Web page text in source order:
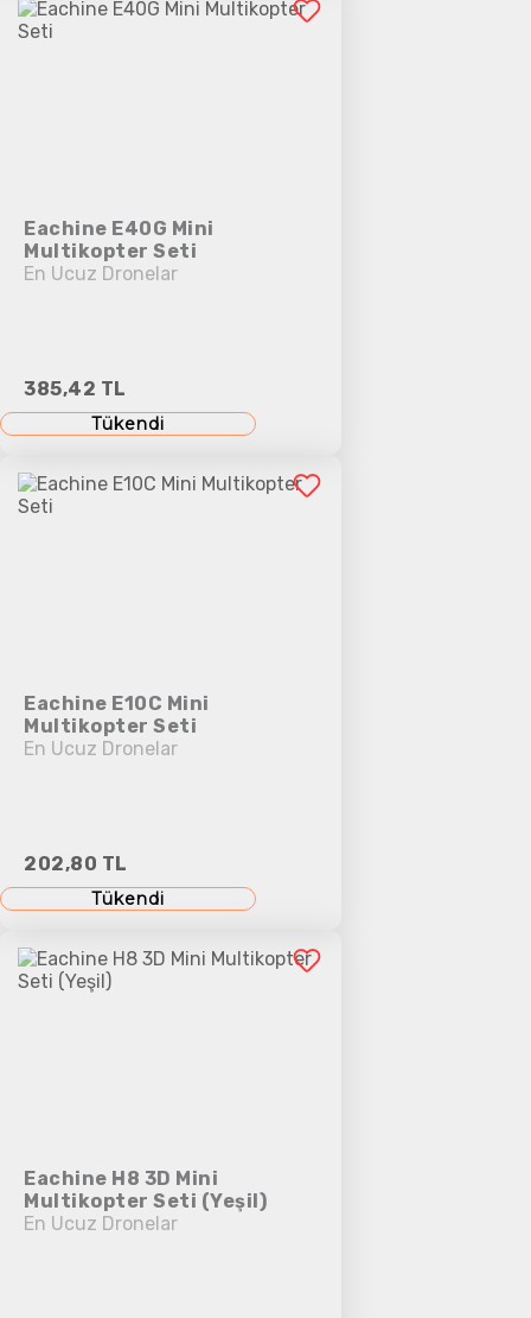
Eachine E40G Mini
Multikopter Seti
En Ucuz Dronelar
385,42 TL
Tükendi
Eachine E10C Mini
Multikopter Seti
En Ucuz Dronelar
202,80 TL
Tükendi
Eachine H8 3D Mini
Multikopter Seti (Yeşil)
En Ucuz Dronelar